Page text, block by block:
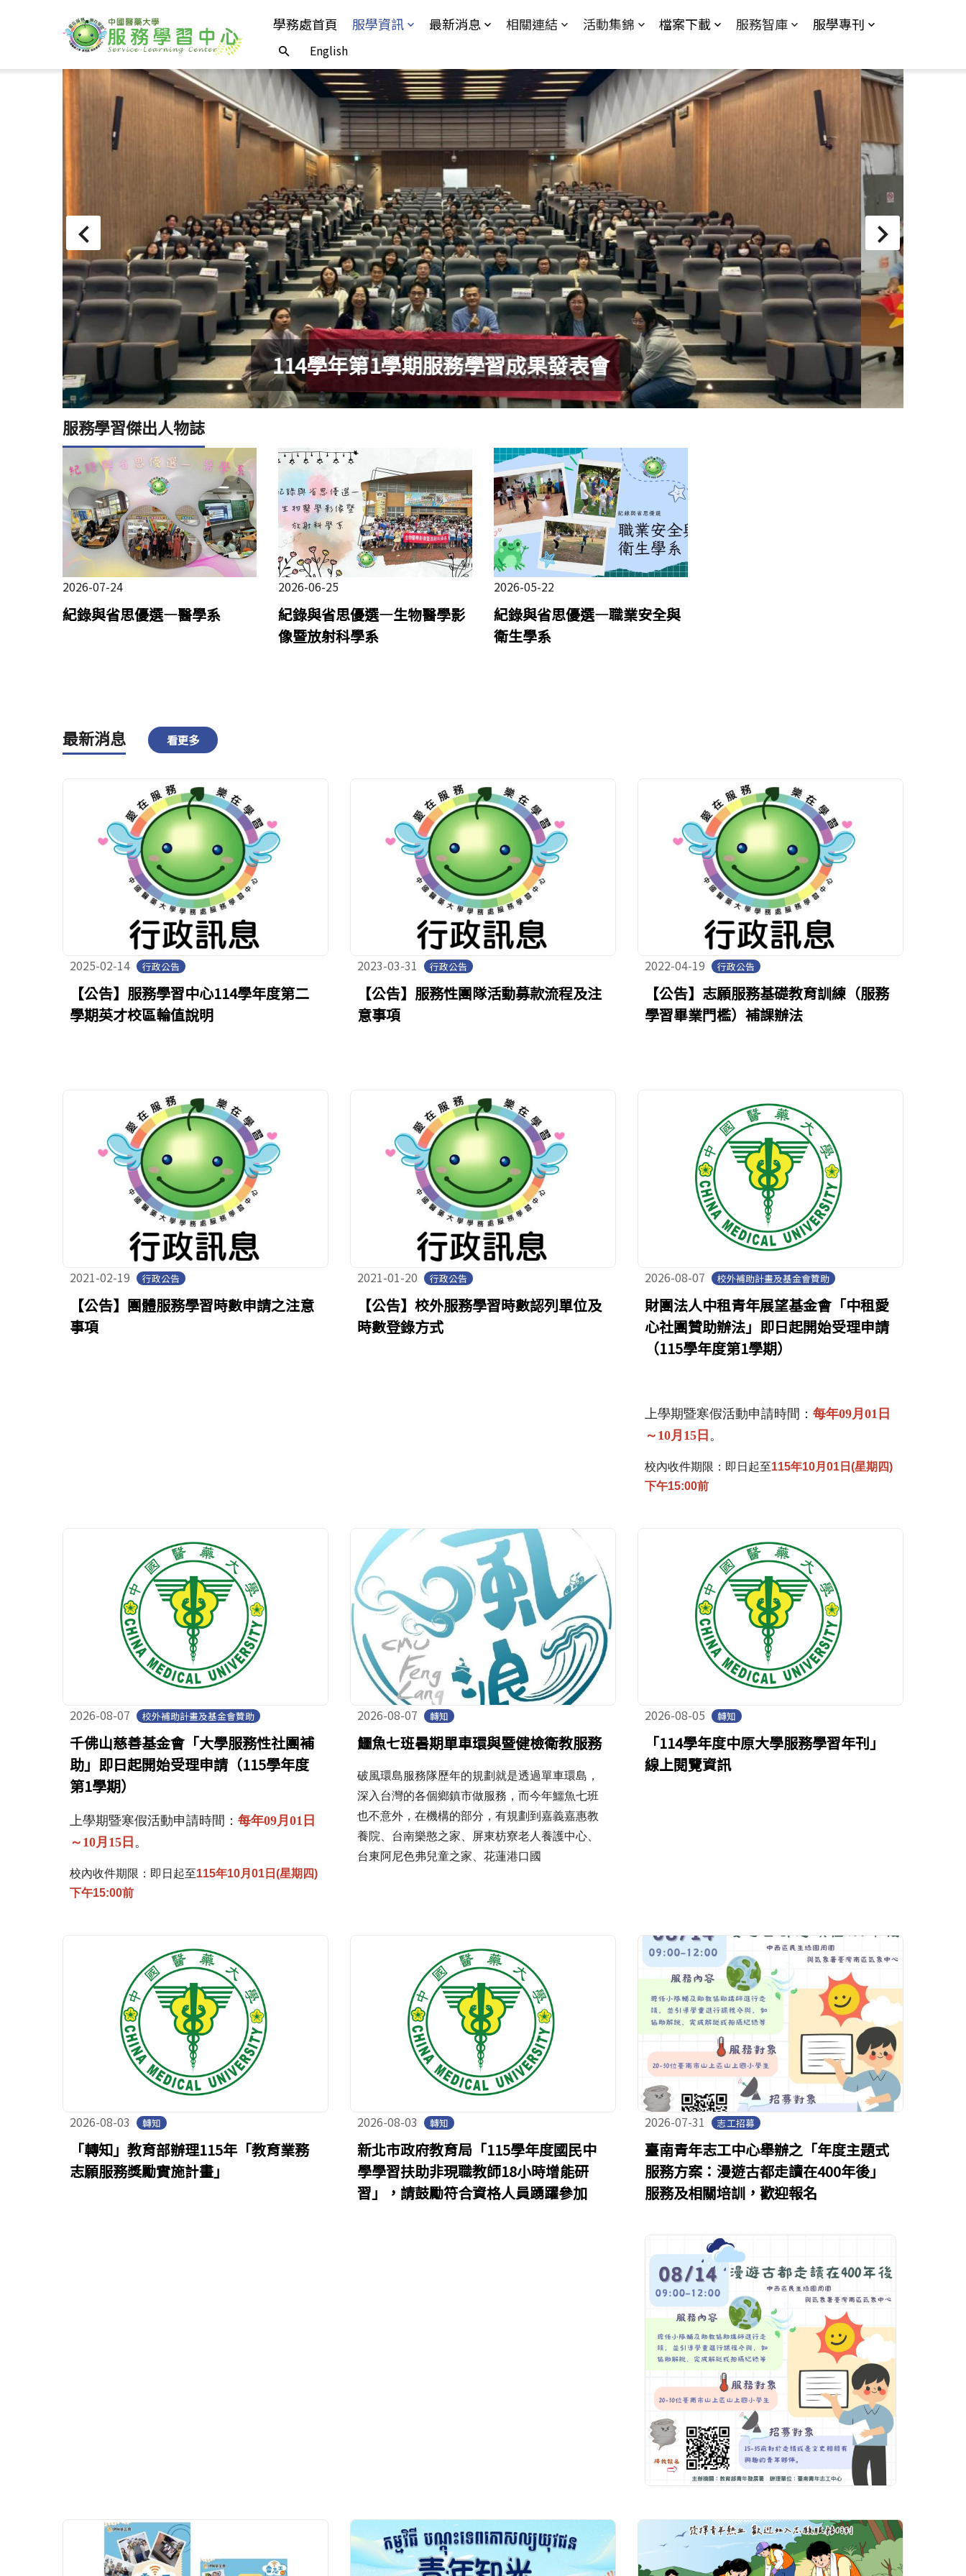
學務處首頁 服學資訊 最新消息 相關連結 活動集錦 檔案下載 服務智庫 服學專刊
English
113學年第2學期服務學習成果發表會
服務學習傑出人物誌
2026-07-24
紀錄與省思優選—醫學系
2026-06-25
紀錄與省思優選—生物醫學影
像暨放射科學系
2026-05-22
紀錄與省思優選—職業安全與
衛生學系
最新消息 看更多
2025-02-14 行政公告
【公告】服務學習中心114學年度第二
學期英才校區輪值說明
2023-03-31 行政公告
【公告】服務性團隊活動募款流程及注
意事項
2022-04-19 行政公告
【公告】志願服務基礎教育訓練（服務
學習畢業門檻）補課辦法
2021-02-19 行政公告
【公告】團體服務學習時數申請之注意
事項
2021-01-20 行政公告
【公告】校外服務學習時數認列單位及
時數登錄方式
2026-08-07 校外補助計畫及基金會贊助
財團法人中租青年展望基金會「中租愛
心社團贊助辦法」即日起開始受理申請
（115學年度第1學期）
上學期暨寒假活動申請時間： 每年09月 01 日
～ 10月 15日 。
校內收件期限：即日起至115年10月01日(星期四)
下午15:00前
2026-08-07 校外補助計畫及基金會贊助
千佛山慈善基金會「大學服務性社團補
助」即日起開始受理申請（115學年度
第1學期）
上學期暨寒假活動申請時間： 每年09月 01 日
～ 10月 15 日 。
校內收件期限：即日起至115年10月01日(星期四)
下午15:00前
2026-08-07 轉知
鱷魚七班暑期單車環與暨健檢衛教服務
破風環島服務隊歷年的規劃就是透過單車環島，
深入台灣的各個鄉鎮市做服務，而今年鱷魚七班
也不意外，在機構的部分，有規劃到嘉義嘉惠教
養院、台南樂憨之家、屏東枋寮老人養護中心、
台東阿尼色弗兒童之家、花蓮港口國
2026-08-05 轉知
「114學年度中原大學服務學習年刊」
線上閱覽資訊
2026-08-03 轉知
「轉知」教育部辦理115年「教育業務
志願服務獎勵實施計畫」
2026-08-03 轉知
新北市政府教育局「115學年度國民中
學學習扶助非現職教師18小時增能研
習」，請鼓勵符合資格人員踴躍參加
2026-07-31 志工招募
臺南青年志工中心舉辦之「年度主題式
服務方案：漫遊古都走讀在400年後」
服務及相關培訓，歡迎報名